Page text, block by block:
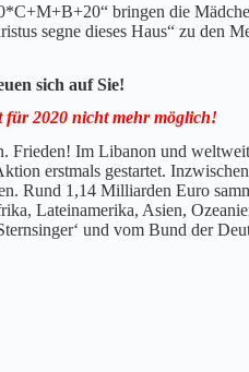
bringen die
segne dieses Haus“ zu den
sich auf Sie!
für 2020 nicht mehr möglich!
Frieden! Im Libanon und
erstmals gestartet.
Rund 1,14 Milliarden Euro
Lateinamerika, Asien,
und vom Bund der